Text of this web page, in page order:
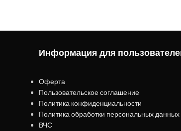
Информация для
Оферта
Пользовательское соглашение
Политика конфиденциальности
Политика обработки персональных данных
ВЧС